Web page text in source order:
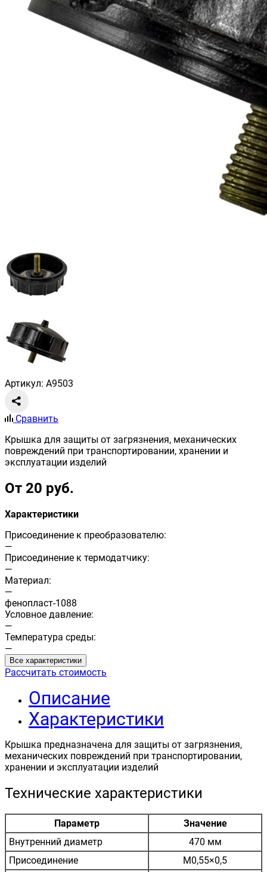
Артикул: A9503
Сравнить
Крышка для защиты от загрязнения, механических
повреждений при транспортировании, хранении и
эксплуатации изделий
От 20 руб.
Характеристики
Присоединение к преобразователю:
—
Присоединение к термодатчику:
—
Материал:
—
фенопласт-1088
Условное давление:
—
Температура среды:
—
Все характеристики
Рассчитать стоимость
Описание
Характеристики
Крышка предназначена для защиты от загрязнения,
механических повреждений при транспортировании,
хранении и эксплуатации изделий
Технические характеристики
Параметр
Значение
Внутренний диаметр
470 мм
Присоединение
М0,55×0,5